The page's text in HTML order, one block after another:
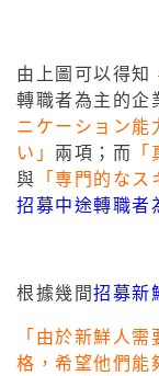
由上圖可以得知
轉職者為主的企
ニケーション能
い」 兩項；而
與 「専門的なス
招募中途轉職者
根據幾間招募新
「由於新鮮人
格，希望他們能